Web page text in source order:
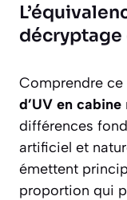
décryptage
Comprendre
d’UV en cabine
différences
artificiel et
émettent
proportion qui